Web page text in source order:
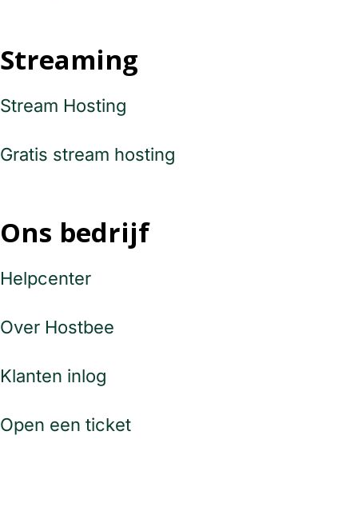
Streaming
Stream Hosting
Gratis stream hosting
Ons bedrijf
Helpcenter
Over Hostbee
Klanten inlog
Open een ticket